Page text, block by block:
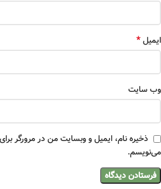
ایمیل*
وب‌ سایت
ذخیره نام، ایمیل و وبسایت من در مرورگر
می‌نویسم.